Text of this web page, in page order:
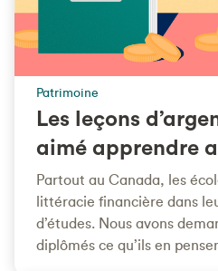
Patrimoine
Les leçons
aimé apprendre
Partout au Canada, les
littéracie financière dans
d’études. Nous avons
diplômés ce qu’ils en